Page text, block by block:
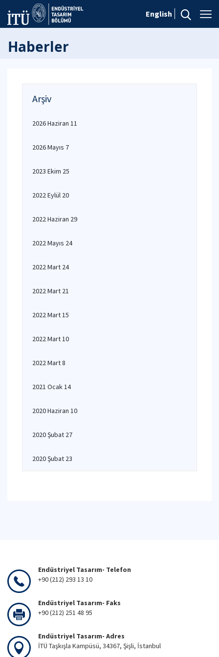
English
Haberler
Arşiv
2026 Haziran 11
2026 Mayıs 7
2023 Ekim 25
2022 Eylül 20
2022 Haziran 29
2022 Mayıs 24
2022 Mart 24
2022 Mart 21
2022 Mart 15
2022 Mart 10
2022 Mart 8
2021 Ocak 14
2020 Haziran 10
2020 Şubat 27
2020 Şubat 23
Endüstriyel Tasarım- Telefon
+90 (212) 293 13 10
Endüstriyel Tasarım- Faks
+90 (212) 251 48 95
Endüstriyel Tasarım- Adres
İTÜ Taşkışla Kampüsü, 34367, Şişli, İstanbul